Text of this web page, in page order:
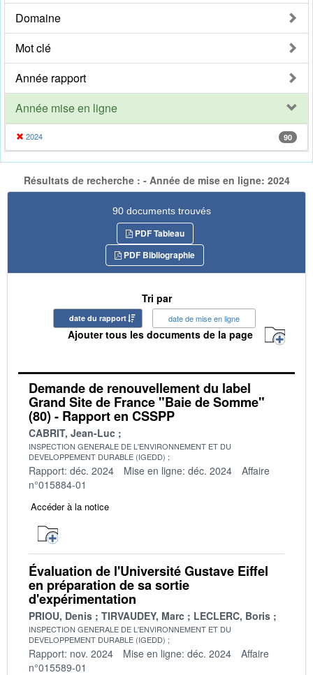
Domaine
Mot clé
Année rapport
Année mise en ligne
2024 90
Résultats de recherche : - Année de mise en ligne: 2024
90 documents trouvés
PDF Tableau
PDF Bibliographie
Tri par
date du rapport date de mise en ligne
Ajouter tous les documents de la page
Demande de renouvellement du label
Grand Site de France "Baie de Somme"
(80) - Rapport en CSSPP
CABRIT, Jean-Luc
INSPECTION GENERALE DE L'ENVIRONNEMENT ET DU
DEVELOPPEMENT DURABLE (IGEDD)
Rapport: déc. 2024 Mise en ligne: déc. 2024
Affaire
n°015884-01
Accéder à la notice
Évaluation de l'Université Gustave Eiffel
en préparation de sa sortie
d'expérimentation
PRIOU, Denis TIRVAUDEY, Marc LECLERC, Boris
INSPECTION GENERALE DE L'ENVIRONNEMENT ET DU
DEVELOPPEMENT DURABLE (IGEDD)
Rapport: nov. 2024 Mise en ligne: déc. 2024
Affaire
n°015589-01